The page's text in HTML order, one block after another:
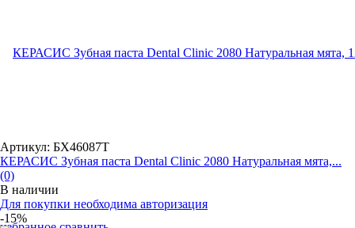
Артикул: БХ46087Т
КЕРАСИС Зубная паста Dental Clinic 2080 Натуральная мята,...
(0)
В наличии
Для покупки необходима авторизация
-15%